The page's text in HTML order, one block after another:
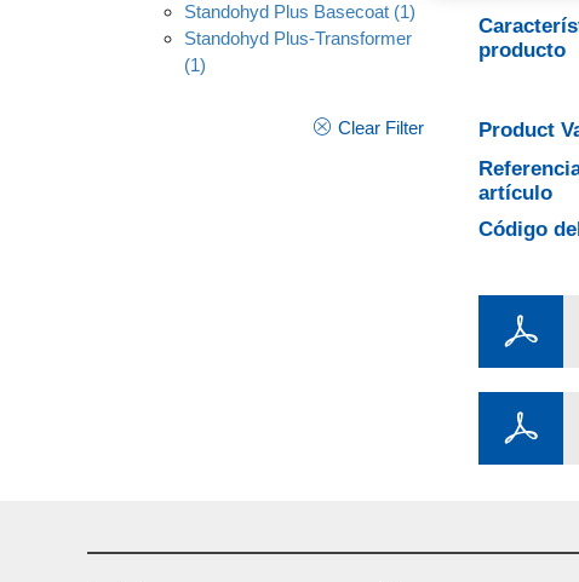
Standohyd Plus Basecoat (1)
Standohyd Plus-Transformer
(1)
Clear Filter
producto
Product
artículo
Código